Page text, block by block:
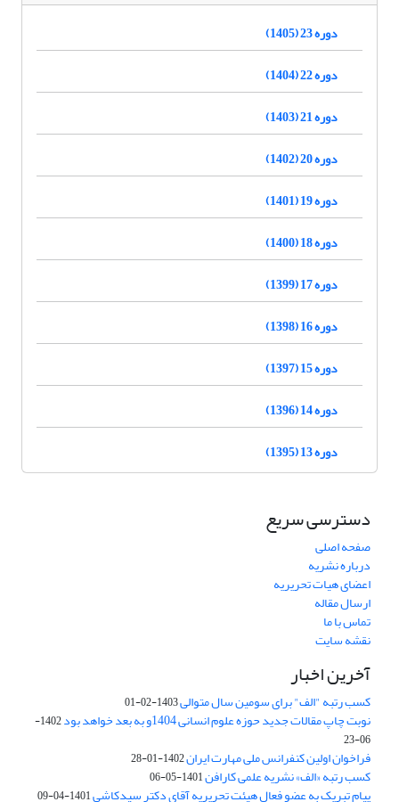
دوره 23 (1405)
دوره 22 (1404)
دوره 21 (1403)
دوره 20 (1402)
دوره 19 (1401)
دوره 18 (1400)
دوره 17 (1399)
دوره 16 (1398)
دوره 15 (1397)
دوره 14 (1396)
دوره 13 (1395)
دسترسی سریع
صفحه اصلی
درباره نشریه
اعضای هیات تحریریه
ارسال مقاله
تماس با ما
نقشه سایت
آخرین اخبار
کسب رتبه "الف" برای سومین سال متوالی1403-02-01
نوبت چاپ مقالات جدید حوزه علوم انسانی 1404و به بعد خواهد بود
1402-
06-23
فراخوان اولین کنفرانس ملی مهارت ایران1402-01-28
کسب رتبه «الف» نشریه علمی کارافن1401-05-06
پیام تبریک به عضو فعال هیئت تحریریه آقای دکتر سیدکاشی1401-04-09